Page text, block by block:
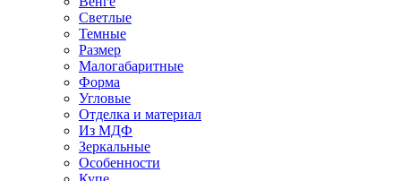
Светлые
Темные
Размер
Малогабаритные
Форма
Угловые
Отделка и материал
Из МДФ
Зеркальные
Особенности